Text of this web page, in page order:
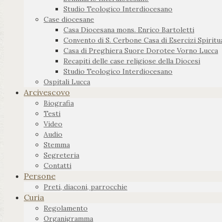
Studio Teologico Interdiocesano
Case diocesane
Casa Diocesana mons. Enrico Bartoletti
Convento di S. Cerbone Casa di Esercizi
Casa di Preghiera Suore Dorotee Vorno Lucca
Recapiti delle case religiose della Diocesi
Studio Teologico Interdiocesano
Ospitali Lucca
Arcivescovo
Biografia
Testi
Video
Audio
Stemma
Segreteria
Contatti
Persone
Preti, diaconi, parrocchie
Curia
Regolamento
Organigramma